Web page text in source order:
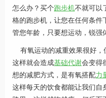
怎么办？买个跑步机不就可以
格的跑步机，让您在任何条件
管您年龄，只要想运动，锐强
有氧运动的减重效果很好，
这样就会造成基础代谢会变得
想的减肥方式，是有氧搭配力
这样每天的饮食都能让我们自